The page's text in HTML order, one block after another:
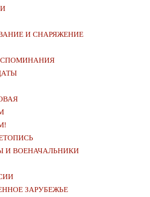
И СНАРЯЖЕНИЕ
И ВОЕНАЧАЛЬНИКИ
ЗАРУБЕЖЬЕ